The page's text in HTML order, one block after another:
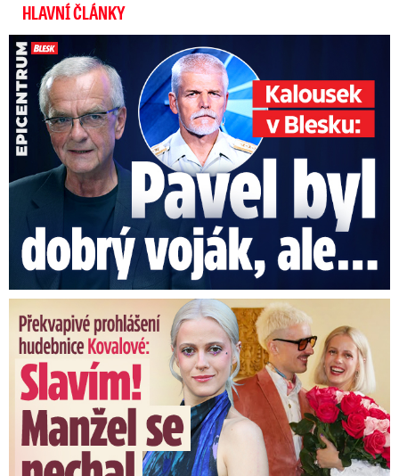
HLAVNÍ ČLÁNKY
Kalousek o prezidentovi: S Pavlem jsem se nesmířil!
Překvapivé prohlášení hudebnice Kovalové: Slavím! Manžel se ...